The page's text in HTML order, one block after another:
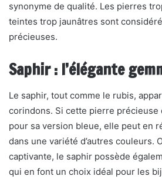
synonyme de qualité. Les pierres
teintes trop jaunâtres sont
précieuses.
Saphir : l’élégante
Le saphir, tout comme le rubis,
corindons. Si cette pierre
pour sa version bleue, elle peut en
dans une variété d’autres couleurs.
captivante, le saphir possède
qui en font un choix idéal pour les